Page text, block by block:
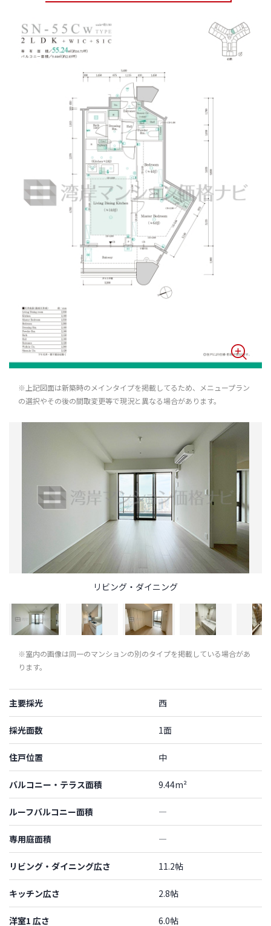
※上記図面は新築時のメインタイプを掲載してるため、メニュープラン
の選択やその後の間取変更等で現況と異なる場合があります。
リビング・ダイニング
※室内の画像は同一のマンションの別のタイプを掲載している場合があ
ります。
主要採光 西
採光面数 1面
住戸位置 中
バルコニー・テラス面積 9.44m²
ルーフバルコニー面積 ―
専用庭面積 ―
リビング・ダイニング広さ 11.2帖
キッチン広さ 2.8帖
洋室1 広さ 6.0帖